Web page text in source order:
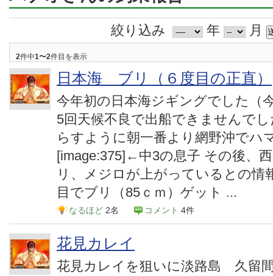
絞り込み 年 月
2件中1〜2件目を表示
日本海 ブリ（６度目の正直）
今年初の日本海ジギングでした
5回天候不良で出船できませんで
らすように朝一番より網野沖でハ
[image:375]←中3の息子 その後、
リ、メジロが上がっているとの情
目でブリ（85ｃｍ）ゲット ...
なるほど 2名 コメント 4件
花見カレイ
花見カレイを狙いに淡路島 久留